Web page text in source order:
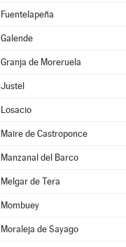
Fuentelapeña
Galende
Granja de Moreruela
Justel
Losacio
Maire de Castroponce
Manzanal del Barco
Melgar de Tera
Mombuey
Moraleja de Sayago